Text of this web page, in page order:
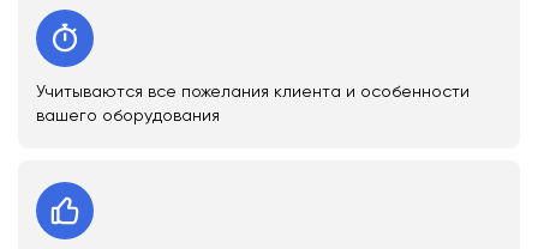
Учитываются все пожелания клиента и особенности
вашего оборудования